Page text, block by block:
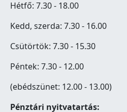
Hétfő: 7.30 - 18.00
Kedd, szerda: 7.30 - 16.00
Csütörtök: 7.30 - 15.30
Péntek: 7.30 - 12.00
(ebédszünet: 12.00 - 13.00)
Pénztári nyitvatartás: